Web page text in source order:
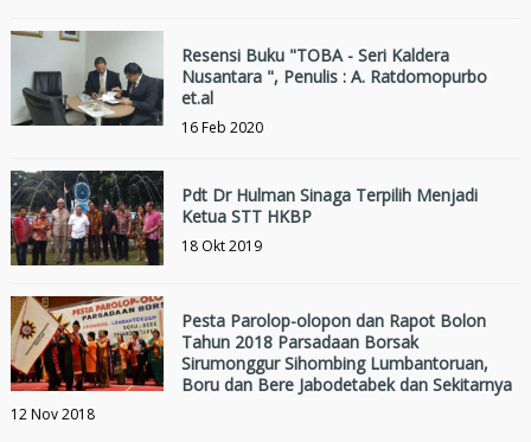
Resensi Buku "TOBA - Seri Kaldera
Nusantara ", Penulis : A. Ratdomopurbo
et.al
16 Feb 2020
Pdt Dr Hulman Sinaga Terpilih Menjadi
Ketua STT HKBP
18 Okt 2019
Pesta Parolop-olopon dan Rapot Bolon
Tahun 2018 Parsadaan Borsak
Sirumonggur Sihombing Lumbantoruan,
Boru dan Bere Jabodetabek dan Sekitarnya
12 Nov 2018